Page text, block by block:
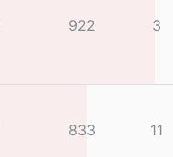
өчигдѳр
922 3
833 11